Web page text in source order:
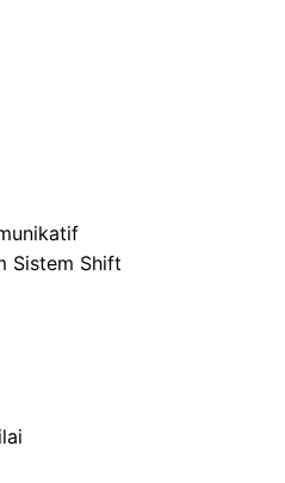
Sistem Shift